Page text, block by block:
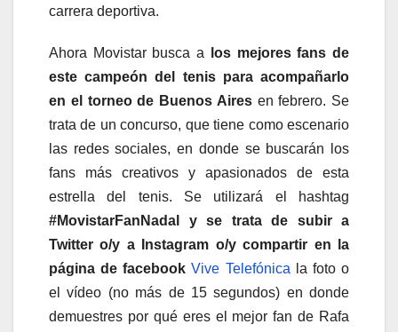
carrera deportiva.
Ahora Movistar busca a
los mejores fans de
este campeón del tenis para acompañarlo
en el torneo de Buenos Airesen febrero. Se
trata de un concurso, que tiene como escenario
las redes sociales, en donde se buscarán los
fans más creativos y apasionados de esta
estrella del tenis. Se utilizará el hashtag
#MovistarFanNadal y se trata de subir a
Twitter o/y a Instagram o/y compartir en la
página de facebook Vive Telefónica la foto o
el vídeo (no más de 15 segundos) en donde
demuestres por qué eres el mejor fan de Rafa